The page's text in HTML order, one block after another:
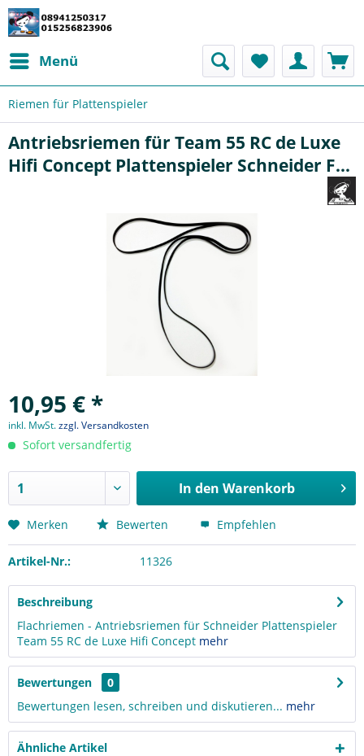
Menü
Riemen für Plattenspieler
Antriebsriemen für Team 55 RC de Luxe
Hifi Concept Plattenspieler Schneider F...
10,95 € *
inkl. MwSt.zzgl. Versandkosten
Sofort versandfertig
In den Warenkorb
Merken Bewerten Empfehlen
Artikel-Nr.: 11326
Beschreibung
Flachriemen - Antriebsriemen für Schneider Plattenspieler
Team 55 RC de Luxe Hifi Concept mehr
Bewertungen
0
Bewertungen lesen, schreiben und diskutieren... mehr
Ähnliche Artikel